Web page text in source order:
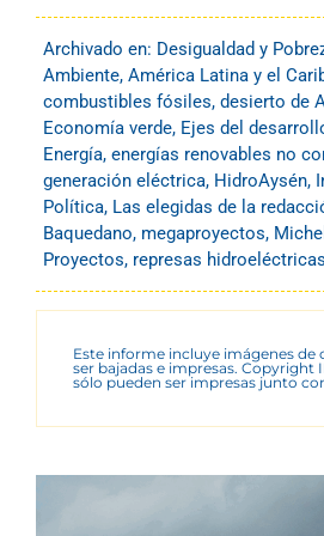
Archivado en: Desigualdad y
Ambiente, América Latina y el
combustibles fósiles, desierto de
Economía verde, Ejes del
Energía, energías renovables no
generación eléctrica, HidroAysén,
Política, Las elegidas de la
Baquedano, megaproyectos,
Proyectos, represas hidroeléctricas
Este informe incluye imágenes de
ser bajadas e impresas. Copyright
sólo pueden ser impresas junto